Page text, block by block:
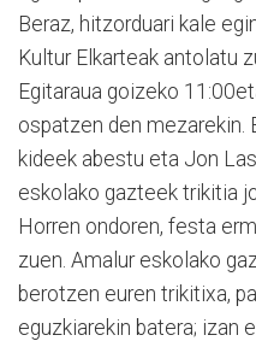
Beraz, hitzorduari kale
Kultur Elkarteak antolatu
Egitaraua goizeko
ospatzen den mezarekin.
kideek abestu eta Jon
eskolako gazteek trikitia
Horren ondoren, festa
zuen. Amalur eskolako
berotzen euren trikitixa,
eguzkiarekin batera; izan